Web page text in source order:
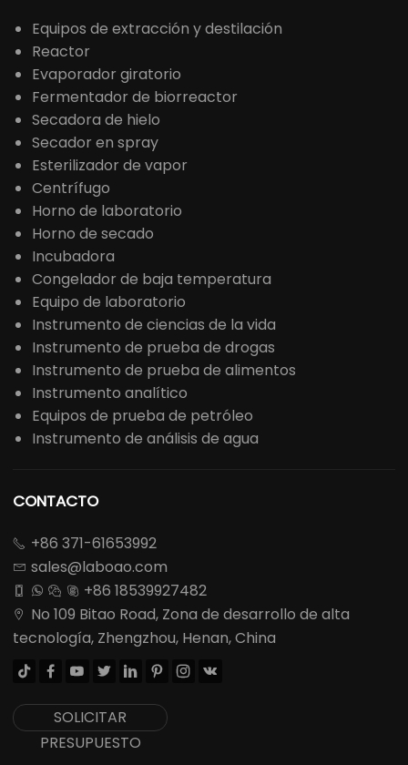
Equipos de extracción y destilación
Reactor
Evaporador giratorio
Fermentador de biorreactor
Secadora de hielo
Secador en spray
Esterilizador de vapor
Centrífugo
Horno de laboratorio
Horno de secado
Incubadora
Congelador de baja temperatura
Equipo de laboratorio
Instrumento de ciencias de la vida
Instrumento de prueba de drogas
Instrumento de prueba de alimentos
Instrumento analítico
Equipos de prueba de petróleo
Instrumento de análisis de agua
CONTACTO
 +86 371-61653992
 sales@laboao.com
    +86 18539927482

No 109 Bitao Road, Zona de desarrollo de alta
tecnología, Zhengzhou, Henan, China
       
SOLICITAR
PRESUPUESTO